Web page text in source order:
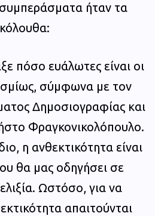
ήταν τα
πόσο ευάλωτες είναι οι
σύμφωνα με τον
Δημοσιογραφίας και
Φραγκονικολόπουλο.
η ανθεκτικότητα είναι
θα μας οδηγήσει σε
Ωστόσο, για να
απαιτούνται